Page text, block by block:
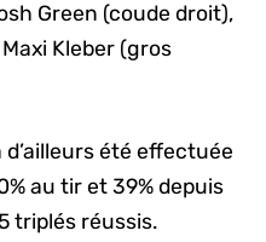
Green (coude droit),
Kleber (gros
été effectuée
au tir et 39% depuis
triplés réussis.